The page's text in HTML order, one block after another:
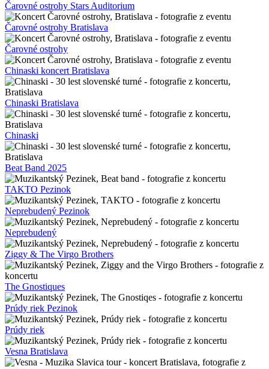
Čarovné ostrohy Stars Auditorium
Čarovné ostrohy Bratislava
Čarovné ostrohy
Chinaski koncert Bratislava
Chinaski Bratislava
Chinaski
Beat Band 2025
TAKTO Pezinok
Neprebudený Pezinok
Neprebudený
Ziggy & The Virgo Brothers
The Gnostiques
Prúdy riek Pezinok
Prúdy riek
Vesna Bratislava